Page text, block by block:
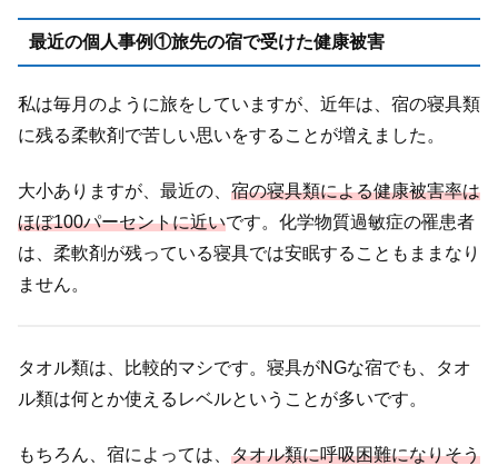
最近の個人事例①旅先の宿で受けた健康被害
私は毎月のように旅をしていますが、近年は、宿の寝具類
に残る柔軟剤で苦しい思いをすることが増えました。
大小ありますが、最近の、 宿の寝具類による健康被害率は
ほぼ100パーセントに近いです。化学物質過敏症の罹患者
は、柔軟剤が残っている寝具では安眠することもままなり
ません。
タオル類は、比較的マシです。寝具がNGな宿でも、タオ
ル類は何とか使えるレベルということが多いです。
もちろん、宿によっては、 タオル類に呼吸困難になりそう